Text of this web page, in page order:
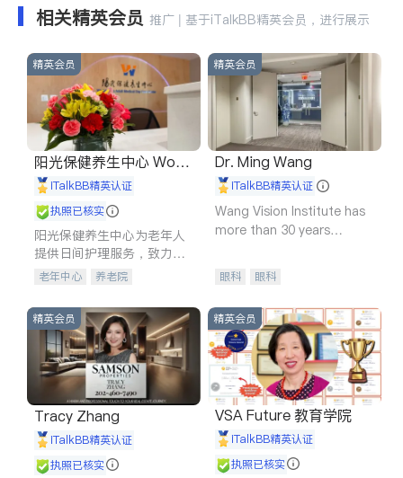
相关精英会员 推广 | 基于iTalkBB精英会员，进行展示
精英会员
阳光保健养生中心 World
shine
iTalkBB精英认证
执照已核实
阳光保健养生中心为老年人
提供日间护理服务，致力于
通过持续的护理创新来有效
老年中心 养老院
精英会员
Dr. Ming Wang
iTalkBB精英认证
Wang Vision Institute has
more than 30 years
眼科 眼科
精英会员
Tracy Zhang
iTalkBB精英认证
执照已核实
精英会员
VSA Future 教育学院
iTalkBB精英认证
执照已核实